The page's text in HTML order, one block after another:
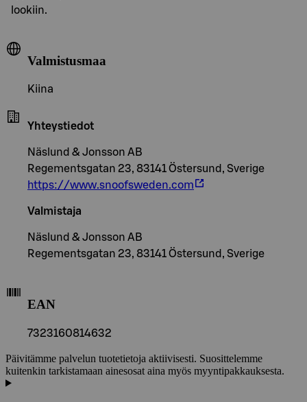
lookiin.
Valmistusmaa
Kiina
Yhteystiedot
Näslund & Jonsson AB
Regementsgatan 23, 83141 Östersund, Sverige
https://www.snoofsweden.com
Valmistaja
Näslund & Jonsson AB
Regementsgatan 23, 83141 Östersund, Sverige
EAN
7323160814632
Päivitämme palvelun tuotetietoja aktiivisesti. Suosittelemme
kuitenkin tarkistamaan ainesosat aina myös myyntipakkauksesta.